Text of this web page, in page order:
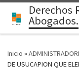
Saltar al contenido
Derechos
Abogados.
Inicio »
DE USUCAPION QUE